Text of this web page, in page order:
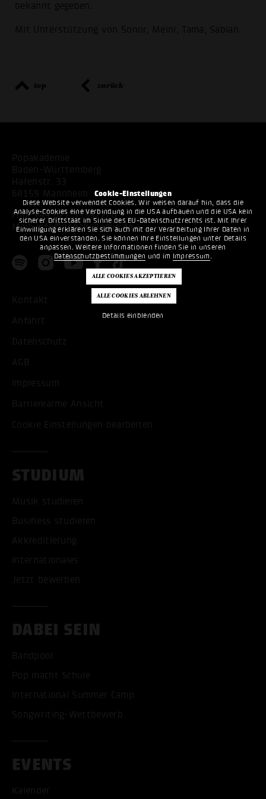
Cookie-Einstellungen
Diese Website verwendet Cookies. Wir weisen darauf hin, dass die
Analyse-Cookies eine Verbindung in die USA aufbauen und die USA kein
sicherer Drittstaat im Sinne des EU-Datenschutzrechts ist. Mit Ihrer
Einwilligung erklären Sie sich auch mit der Verarbeitung Ihrer Daten in
den USA einverstanden. Sie können Ihre Einstellungen unter Details
anpassen. Weitere Informationen finden Sie in unseren
Datenschutzbestimmungen und im Impressum .
Details einblenden
bekannt gegeben.
Mit Unterstützung von Sonor, Meinl, Tama, Sabian.
top zurück
Popakademie
Baden-Württemberg
Hafenstr. 33
68159 Mannheim
Fon:+49 621 53397200
Mail:info@popakademie.de
Kontakt
Anfahrt
Datenschutz
AGB
Impressum
Barrierearme Ansicht
Cookie Einstellungen bearbeiten
STUDIUM
Musik studieren
Business studieren
Akkreditierung
Internationales
Jetzt bewerben
DABEI SEIN
Bandpool
Pop macht Schule
International Summer Camp
Songwriting-Wettbewerb
EVENTS
Kalender